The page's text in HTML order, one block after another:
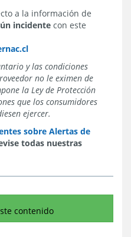
a la información de
incidente con este
y las condiciones
no le eximen de
la Ley de Protección
que los consumidores
ejercer.
sobre Alertas de
todas nuestras
contenido